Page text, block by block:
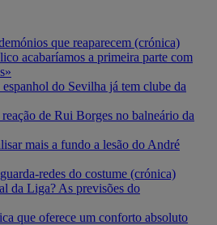
que reaparecem (crónica)
acabaríamos a primeira parte com
do Sevilha já tem clube da
de Rui Borges no balneário da
mais a fundo a lesão do André
redes do costume (crónica)
da Liga? As previsões do
que oferece um conforto absoluto